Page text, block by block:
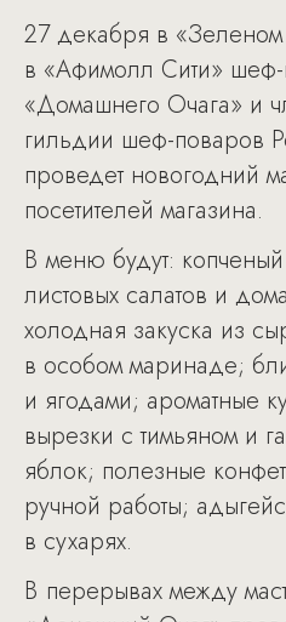
27 декабря в
в «Афимолл Сити» шеф-
«Домашнего Очага» и
гильдии шеф-поваров
проведет новогодний
посетителей магазина.
В меню будут:
листовых салатов и
холодная закуска из
в особом маринаде;
и ягодами; ароматные
вырезки с тимьяном и
яблок; полезные
ручной работы;
в сухарях.
В перерывах между